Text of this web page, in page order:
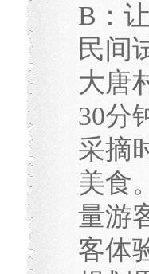
B：
民间
大唐
30分
采摘
美食
量游
客体